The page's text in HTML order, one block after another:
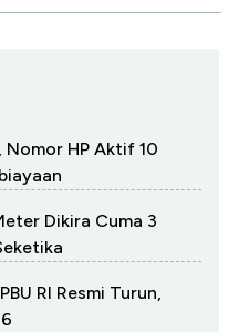
HP Aktif 10
Dikira Cuma 3
RI Resmi Turun,